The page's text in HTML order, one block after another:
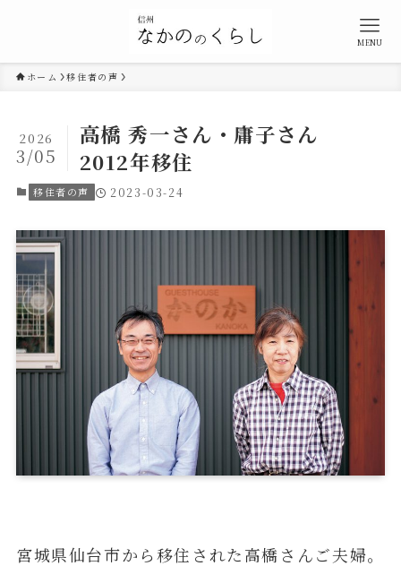
MENU
ホーム 移住者の声
高橋 秀一さん・庸子さん
2012年移住
2026
3/05
移住者の声 2023-03-24
宮城県仙台市から移住された高橋さんご夫婦。